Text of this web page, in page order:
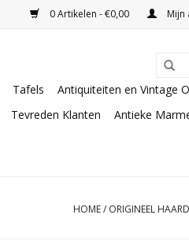
0 Artikelen - €0,00 Mijn
Tafels
Antiquiteiten en Vintage
Tevreden Klanten
Antieke
HOME/ ORIGINEEL